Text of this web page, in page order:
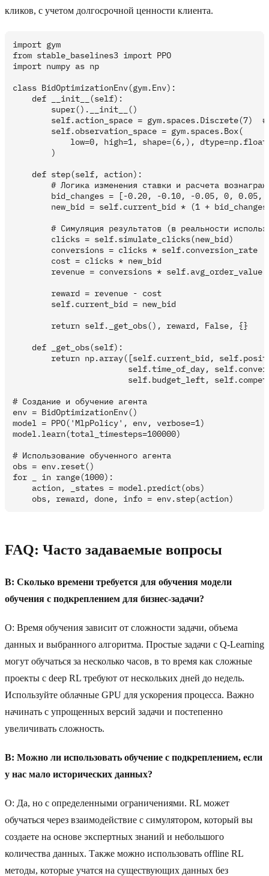
кликов, с учетом долгосрочной ценности клиента.
import gym
from stable_baselines3 import PPO
import numpy as np
class BidOptimizationEnv(gym.Env):
    def __init__(self):
        super().__init__()
self.action_space = gym.spaces.Discrete(7)
        self.observation_space = gym.spaces.Box(
low=0, high=1, shape=(6,),
        )
    def step(self, action):
# Логика изменения ставки и расчета
bid_changes = [-0.20, -0.10, -0.05, 0, 0.05,
new_bid = self.current_bid * (1 +
# Симуляция результатов (в реальности
        clicks = self.simulate_clicks(new_bid)
        conversions = clicks * self.conversion_rate
        cost = clicks * new_bid
        revenue = conversions * self.avg_order_value
        reward = revenue - cost
        self.current_bid = new_bid
        return self._get_obs(), reward, False, {}
    def _get_obs(self):
return np.array([self.current_bid,
self.time_of_day,
self.budget_left,
# Создание и обучение агента
env = BidOptimizationEnv()
model = PPO('MlpPolicy', env, verbose=1)
model.learn(total_timesteps=100000)
# Использование обученного агента
obs = env.reset()
for _ in range(1000):
    action, _states = model.predict(obs)
FAQ: Часто задаваемые вопросы
В: Сколько времени требуется для обучения модели
обучения с подкреплением для бизнес-задачи?
О: Время обучения зависит от сложности задачи, объема
данных и выбранного алгоритма. Простые задачи с Q-Learning
могут обучаться за несколько часов, в то время как сложные
проекты с deep RL требуют от нескольких дней до недель.
Используйте облачные GPU для ускорения процесса. Важно
начинать с упрощенных версий задачи и постепенно
увеличивать сложность.
В: Можно ли использовать обучение с подкреплением, если
у нас мало исторических данных?
О: Да, но с определенными ограничениями. RL может
обучаться через взаимодействие с симулятором, который вы
создаете на основе экспертных знаний и небольшого
количества данных. Также можно использовать offline RL
методы, которые учатся на существующих данных без